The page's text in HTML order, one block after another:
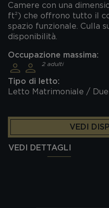
Camere con una
ft²) che offrono tutto il
spazio funzionale. Culla
disponibilità.
Occupazione massima:
2 adulti
Tipo di letto:
Letto Matrimoniale /
VEDI
VEDI DETTAGLI